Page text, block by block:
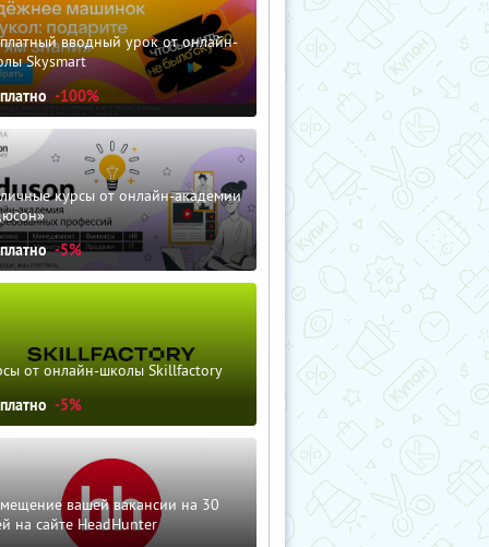
вводный урок от онлайн-
Skysmart
-100%
курсы от онлайн-академии
-5%
от онлайн-школы Skillfactory
-5%
вашей вакансии на 30
на сайте HeadHunter